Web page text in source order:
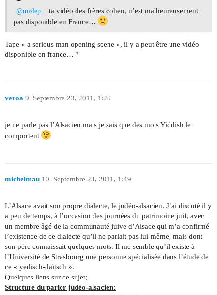
@mislep
: ta vidéo des frères cohen, n’est malheureusement
pas disponible en France…
Tape « a serious man opening scene », il y a peut être une vidéo
disponible en france… ?
veroa Septembre 23, 2011, 1:26
9
je ne parle pas l’Alsacien mais je sais que des mots Yiddish le
comportent
michelmau Septembre 23, 2011, 1:49
10
L’Alsace avait son propre dialecte, le judéo-alsacien. J’ai discuté il y
a peu de temps, à l’occasion des journées du patrimoine juif, avec
un membre âgé de la communauté juive d’Alsace qui m’a confirmé
l’existence de ce dialecte qu’il ne parlait pas lui-même, mais dont
son père connaissait quelques mots. Il me semble qu’il existe à
l’Université de Strasbourg une personne spécialisée dans l’étude de
ce « yedisch-daïtsch ».
Quelques liens sur ce sujet;
Structure du parler judéo-alsacien: